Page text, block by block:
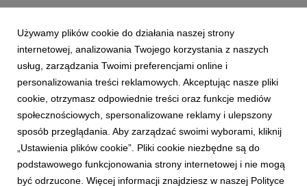
orbitę zainteresowań inwestorów oraz biznesu.
4 września 2023
INKUBATOR TECHNOLOGICZNY KOSMOS BROKER
Używamy plików cookie do działania naszej strony
internetowej, analizowania Twojego korzystania z naszych
usług, zarządzania Twoimi preferencjami online i
personalizowania treści reklamowych. Akceptując nasze pliki
cookie, otrzymasz odpowiednie treści oraz funkcje mediów
społecznościowych, spersonalizowane reklamy i ulepszony
sposób przeglądania. Aby zarządzać swoimi wyborami, kliknij
„Ustawienia plików cookie”. Pliki cookie niezbędne są do
podstawowego funkcjonowania strony internetowej i nie mogą
być odrzucone. Więcej informacji znajdziesz w naszej Polityce